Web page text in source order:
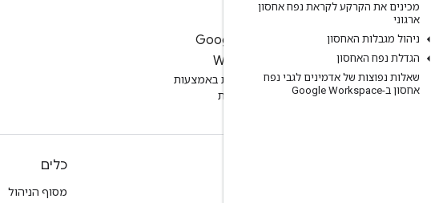
מכינים את הקרקע לקראת נפח אחסון
ארגוני
ניהול מגבלות האחסון
הגדלת נפח האחסון
שאלות נפוצות של אדמינים לגבי נפח
אחסון ב-Google Workspace
לניסיון של Google
Workspace
שיפור הפרודוקטיביות באמצעות
כלים
מסוף הניהול